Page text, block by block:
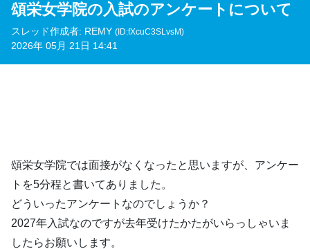
頌栄女学院の入試のアンケートについて
スレッド作成者: REMY (ID:fXcuC3SLvsM)
2026年 05月 21日 14:41
頌栄女学院では面接がなくなったと思いますが、アンケー
トを5分程と書いてありました。
どういったアンケートなのでしょうか？
2027年入試なのですが去年受けたかたがいらっしゃいま
したらお願いします。